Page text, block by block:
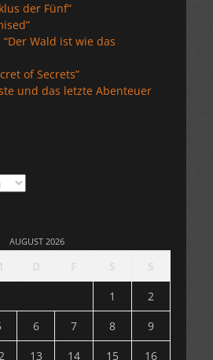
der Fünf”
Wald ist wie das
of Secrets”
und das letzte Abenteuer
AUGUST 2026
1
2
6 7 8
9
13 14 15 16